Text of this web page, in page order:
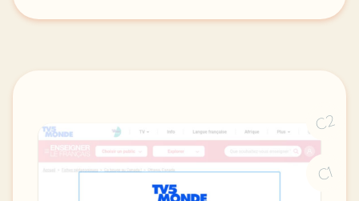
didomi host didomi components button cursor
C2
C1